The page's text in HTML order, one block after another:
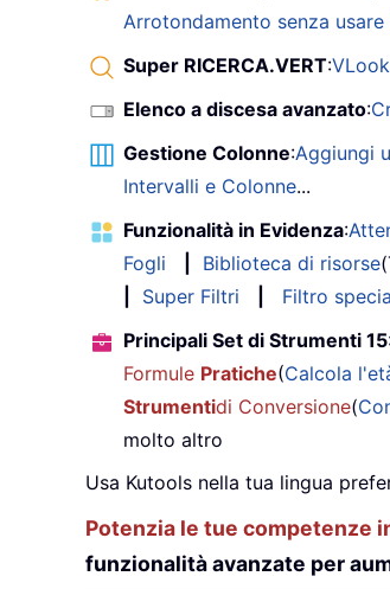
Arrotondamento senza
Super RICERCA.VERT:
Elenco a discesa avanzato:
Gestione Colonne:Aggiungi
Intervalli e Colonne...
Funzionalità in Evidenza:
Fogli
Biblioteca di risorse
Super Filtri Filtro
Principali Set di Strumenti 15
Formule Pratiche(Calcola
Strumentidi Conversione(
molto altro
Usa Kutools nella tua lingua
Potenzia le tue competenze
funzionalità avanzate per